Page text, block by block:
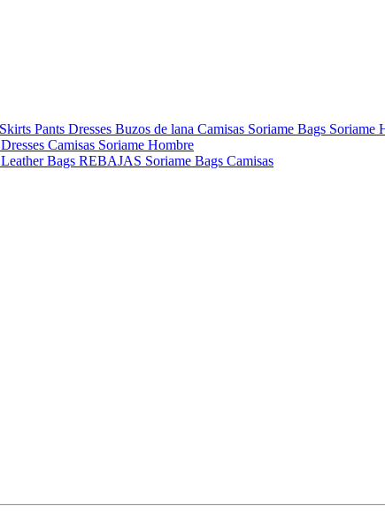
Pants Dresses Buzos de lana Camisas Soriame Bags Soriame
Dresses Camisas Soriame Hombre
Leather Bags REBAJAS Soriame Bags Camisas